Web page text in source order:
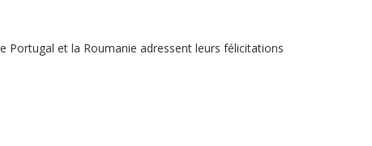
Portugal et la Roumanie adressent leurs félicitations